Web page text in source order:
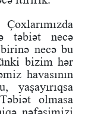
təbiət necə
necə bu
bizim hər
havasının
yaşayırıqsa
olmasa